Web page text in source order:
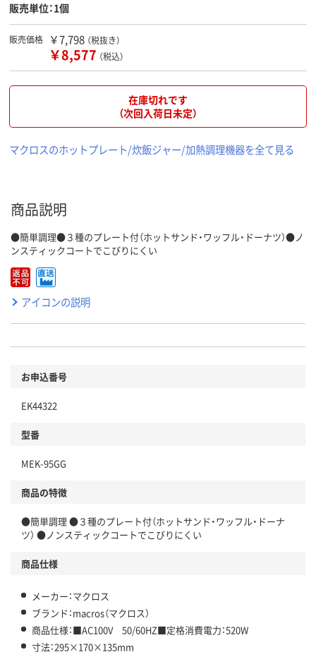
販売単位：1個
販売価格 ￥7,798 （税抜き）
￥8,577 （税込）
在庫切れです
（次回入荷日未定）
マクロスのホットプレート/炊飯ジャー/加熱調理機器を全て見る
商品説明
●簡単調理●３種のプレート付（ホットサンド・ワッフル・ドーナツ）●ノ
ンスティックコートでこびりにくい
アイコンの説明
お申込番号
EK44322
型番
MEK-95GG
商品の特徴
●簡単調理 ●３種のプレート付（ホットサンド・ワッフル・ドーナ
ツ） ●ノンスティックコートでこびりにくい
商品仕様
メーカー：マクロス
ブランド：macros（マクロス）
商品仕様：■AC100V 50/60HZ■定格消費電力：520W
寸法：295×170×135mm